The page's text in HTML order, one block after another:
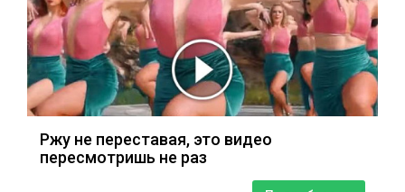
Ржу не переставая, это видео
пересмотришь не раз